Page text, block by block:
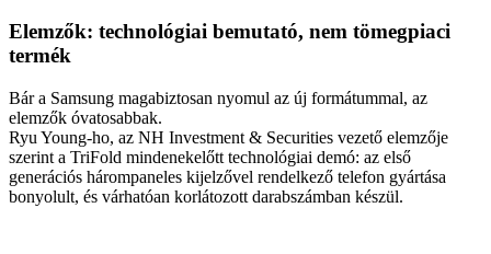
Elemzők: technológiai bemutató, nem tömegpiaci
termék
Bár a Samsung magabiztosan nyomul az új formátummal, az
elemzők óvatosabbak.
Ryu Young-ho, az NH Investment & Securities vezető elemzője
szerint a TriFold mindenekelőtt technológiai demó: az első
generációs hárompaneles kijelzővel rendelkező telefon gyártása
bonyolult, és várhatóan korlátozott darabszámban készül.